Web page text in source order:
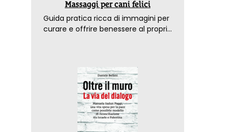
Massaggi per cani felici
Guida pratica ricca di immagini per
curare e offrire benessere al proprio